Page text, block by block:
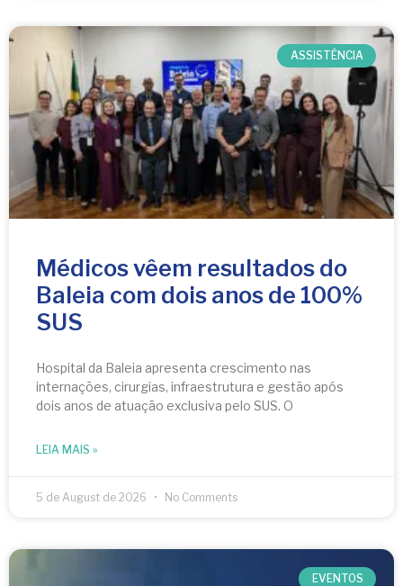
ASSISTÊNCIA
Médicos vêem resultados do
Baleia com dois anos de 100%
SUS
Hospital da Baleia apresenta crescimento nas
internações, cirurgias, infraestrutura e gestão após
dois anos de atuação exclusiva pelo SUS. O
LEIA MAIS »
5 de August de 2026 No Comments
EVENTOS